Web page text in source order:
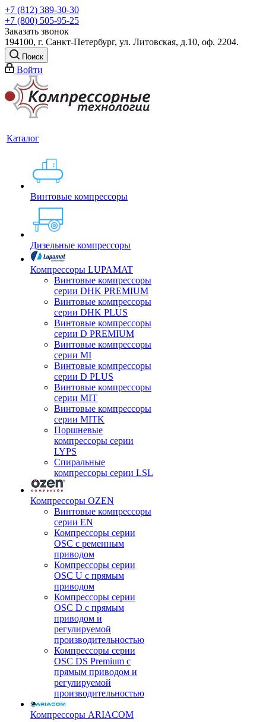
+7 (812) 389-30-30
+7 (800) 505-95-25
Заказать звонок
194100, г. Санкт-Петербург, ул. Литовская, д.10, оф. 2204.
Поиск
Войти
Каталог
Винтовые компрессоры
Дизельные компрессоры
Компрессоры LUPAMAT
Винтовые компрессоры
серии DHK PREMIUM
Винтовые компрессоры
серии DHK PLUS
Винтовые компрессоры
серии D PREMIUM
Винтовые компрессоры
серии MI
Винтовые компрессоры
серии D PLUS
Винтовые компрессоры
серии MIT
Винтовые компрессоры
серии MITK
Поршневые
компрессоры серии
LYPS
Спиральные
компрессоры серии LSL
Компрессоры OZEN
Винтовые компрессоры
серии EN
Компрессоры серии
OSC с ременным
приводом
Компрессоры серии
OSC U с прямым
приводом
Компрессоры серии
OSC D с прямым
приводом и
регулируемой
производительностью
Компрессоры серии
OSC DS Premium с
прямым приводом и
регулируемой
производительностью
Компрессоры ARIACOM